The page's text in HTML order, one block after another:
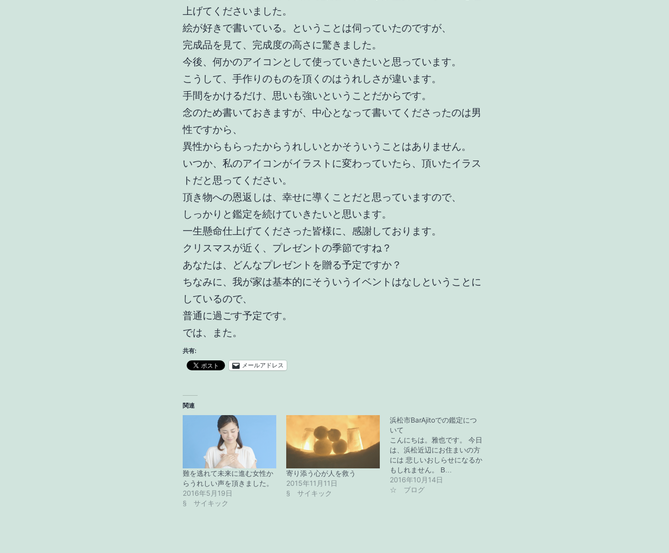
上げてくださいました。
絵が好きで書いている。ということは伺っていたのですが、
完成品を見て、完成度の高さに驚きました。
今後、何かのアイコンとして使っていきたいと思っています。
こうして、手作りのものを頂くのはうれしさが違います。
手間をかけるだけ、思いも強いということだからです。
念のため書いておきますが、中心となって書いてくださったのは男
性ですから、
異性からもらったからうれしいとかそういうことはありません。
いつか、私のアイコンがイラストに変わっていたら、頂いたイラス
トだと思ってください。
頂き物への恩返しは、幸せに導くことだと思っていますので、
しっかりと鑑定を続けていきたいと思います。
一生懸命仕上げてくださった皆様に、感謝しております。
クリスマスが近く、プレゼントの季節ですね？
あなたは、どんなプレゼントを贈る予定ですか？
ちなみに、我が家は基本的にそういうイベントはなしということに
しているので、
普通に過ごす予定です。
では、また。
共有:
メールアドレス
関連
難を逃れて未来に進む女性か
らうれしい声を頂きました。
2016年5月19日
§ サイキック
寄り添う心が人を救う
2015年11月11日
§ サイキック
浜松市BarAjitoでの鑑定につ
いて
こんにちは。雅也です。 今日
は、浜松近辺にお住まいの方
には 悲しいおしらせになるか
もしれません。 B…
2016年10月14日
☆ ブログ